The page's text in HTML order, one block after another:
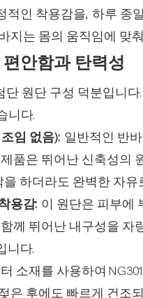
적인 착용감을, 하루 종
지는 몸의 움직임에 맞
안함과 탄력성
단 원단 구성 덕분입니
니다.
임 없음): 일반적인 반
품은 뛰어난 신축성의
하더라도 완벽한 자
용감: 이 원단은 피부에
께 뛰어난 내구성을
니다.
소재를 사용하여
은 후에도 빠르게 건조